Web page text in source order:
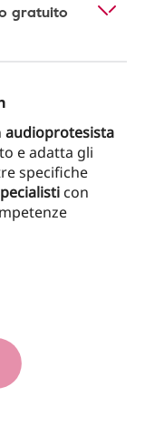
gratuito
audioprotesista
e adatta gli
specifiche
con